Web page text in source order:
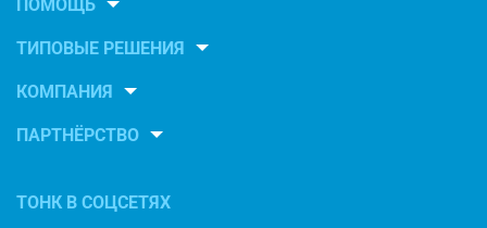
ПОМОЩЬ
ТИПОВЫЕ РЕШЕНИЯ
КОМПАНИЯ
ПАРТНЁРСТВО
ТОНК В СОЦСЕТЯХ